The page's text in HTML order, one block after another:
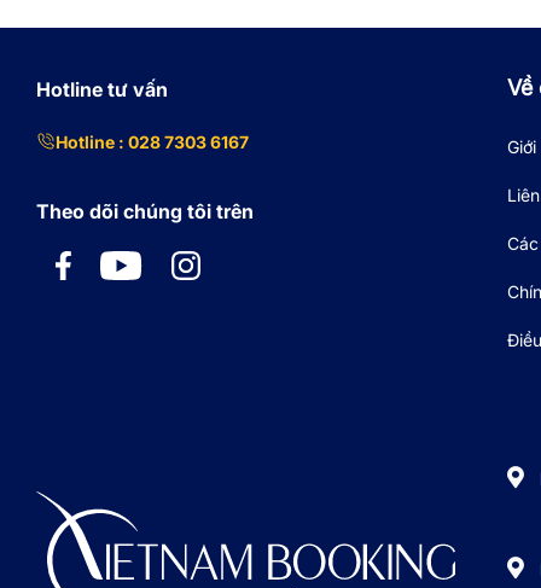
Hotline tư vấn
Hotline : 028 7303 6167
Theo dõi chúng tôi trên
Về